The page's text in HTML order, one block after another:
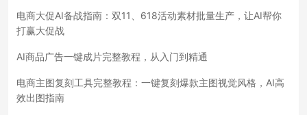
电商大促AI备战指南：双11、618活动素材批量生产，让AI帮你
打赢大促战
AI商品广告一键成片完整教程，从入门到精通
电商主图复刻工具完整教程：一键复刻爆款主图视觉风格，AI高
效出图指南